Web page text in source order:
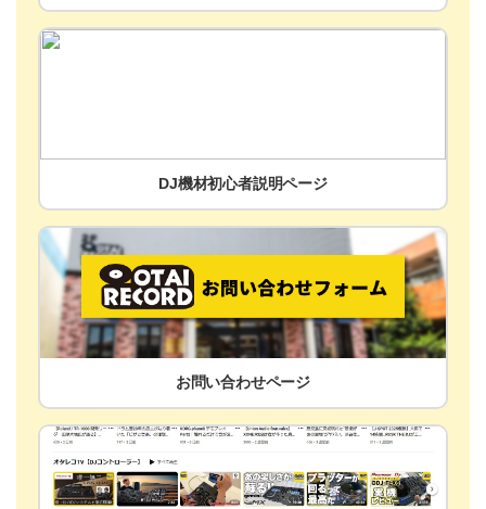
DJ機材初心者説明ページ
お問い合わせページ